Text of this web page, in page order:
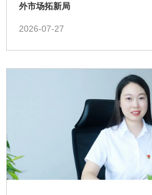
外市场拓新局
2026-07-27